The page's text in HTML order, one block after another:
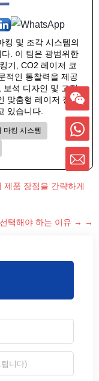
킹 및 조각 시스템의
. 이 팀은 광범위한
기, CO2 레이저 코
적인 통찰력을 제공
보석 디자인 및 고정
맞춤형 레이저 장비
있습니다.
마킹 시스템
품 장점을 간략하게
택해야 하는 이유 → →